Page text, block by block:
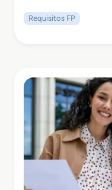
Requisitos FP